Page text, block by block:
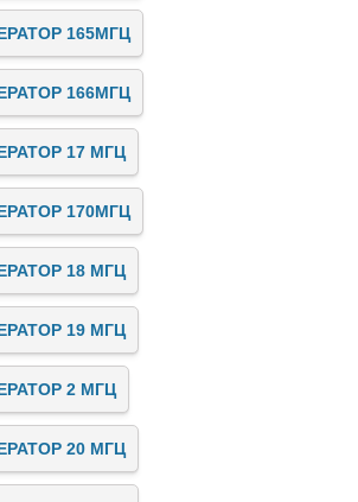
165МГЦ
166МГЦ
17 МГЦ
170МГЦ
18 МГЦ
19 МГЦ
2 МГЦ
20 МГЦ